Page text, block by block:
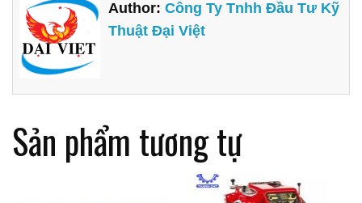
Author:Công Ty Tnhh Đầu Tư Kỹ
Thuật Đại Việt
Sản phẩm tương tự